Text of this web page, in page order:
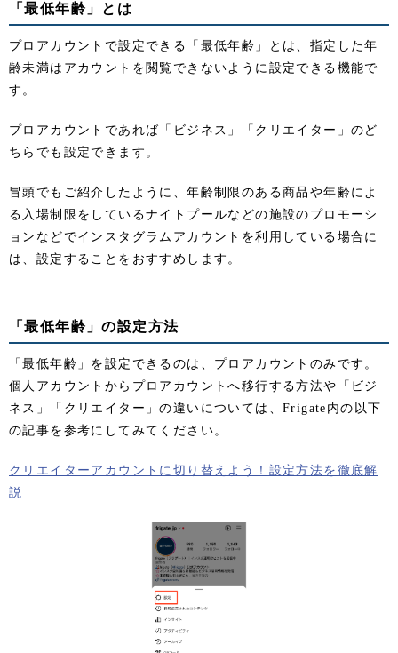
「最低年齢」とは
プロアカウントで設定できる「最低年齢」とは、指定した年
齢未満はアカウントを閲覧できないように設定できる機能で
す。
プロアカウントであれば「ビジネス」「クリエイター」のど
ちらでも設定できます。
冒頭でもご紹介したように、年齢制限のある商品や年齢によ
る入場制限をしているナイトプールなどの施設のプロモーシ
ョンなどでインスタグラムアカウントを利用している場合に
は、設定することをおすすめします。
「最低年齢」の設定方法
「最低年齢」を設定できるのは、プロアカウントのみです。
個人アカウントからプロアカウントへ移行する方法や「ビジ
ネス」「クリエイター」の違いについては、Frigate内の以下
の記事を参考にしてみてください。
クリエイターアカウントに切り替えよう！設定方法を徹底解
説